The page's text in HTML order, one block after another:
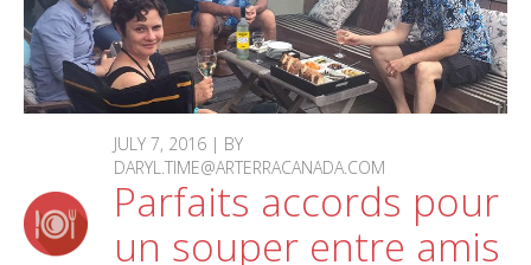
JULY 7, 2016 | BY
DARYL.TIME@ARTERRACANADA.COM
Parfaits accords pour
un souper entre amis